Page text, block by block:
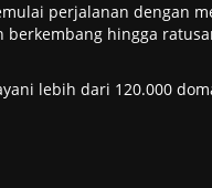
perjalanan dengan
berkembang hingga
lebih dari 120.000